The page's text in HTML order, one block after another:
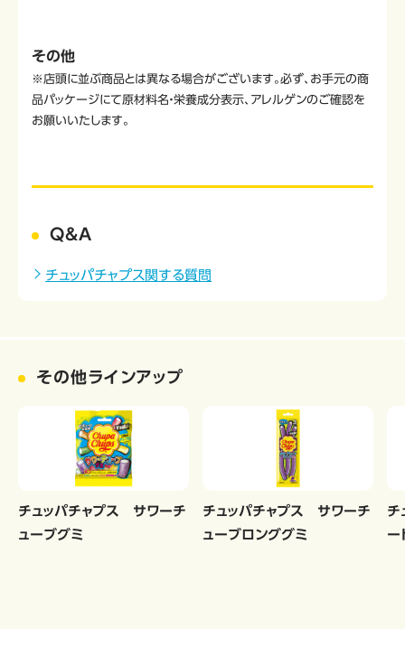
その他
※店頭に並ぶ商品とは異なる場合がございます。必ず、お手元の商
品パッケージにて原材料名・栄養成分表示、アレルゲンのご確認を
お願いいたします。
Q&A
チュッパチャプス関する質問
その他ラインアップ
チュッパチャプス サワーチ
ューブグミ
チュッパチャプス サワーチ
ューブロンググミ
チ
ー